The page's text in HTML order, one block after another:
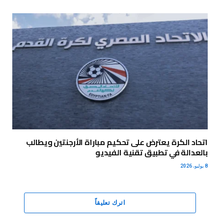
اتحاد الكرة يعترض على تحكيم مباراة الأرجنتين ويطالب
بالعدالة في تطبيق تقنية الفيديو
8 يوليو، 2026
اترك تعليقاً